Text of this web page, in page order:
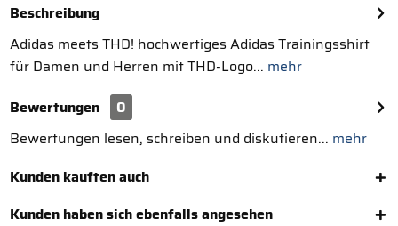
Beschreibung
Adidas meets THD! hochwertiges Adidas Trainingsshirt
für Damen und Herren mit THD-Logo... mehr
Bewertungen
0
Bewertungen lesen, schreiben und diskutieren... mehr
Kunden kauften auch
Kunden haben sich ebenfalls angesehen